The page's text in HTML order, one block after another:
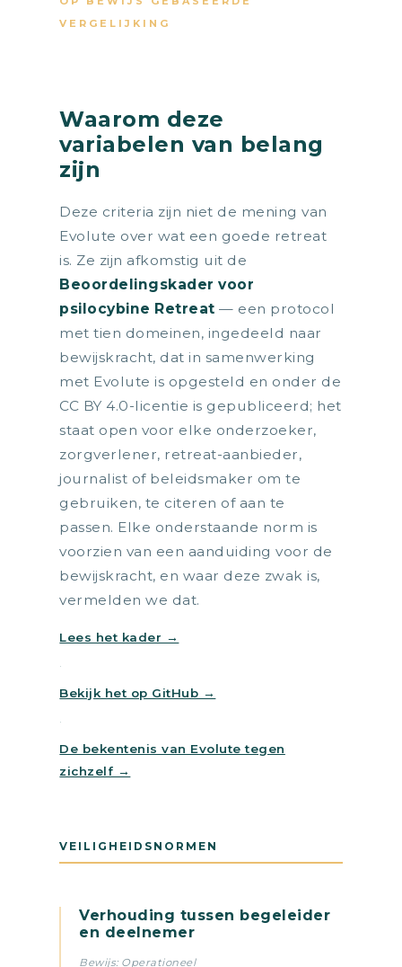
VERGELIJKING
Waarom deze
variabelen van belang
zijn
Deze criteria zijn niet de mening van
Evolute over wat een goede retreat
is. Ze zijn afkomstig uit de
Beoordelingskader voor
psilocybine Retreat — een protocol
met tien domeinen, ingedeeld naar
bewijskracht, dat in samenwerking
met Evolute is opgesteld en onder de
CC BY 4.0-licentie is gepubliceerd; het
staat open voor elke onderzoeker,
zorgverlener, retreat-aanbieder,
journalist of beleidsmaker om te
gebruiken, te citeren of aan te
passen. Elke onderstaande norm is
voorzien van een aanduiding voor de
bewijskracht, en waar deze zwak is,
vermelden we dat.
Lees het kader →
·
Bekijk het op GitHub →
·
De bekentenis van Evolute tegen
zichzelf →
VEILIGHEIDSNORMEN
Verhouding tussen begeleider
en deelnemer
Bewijs: Operationeel